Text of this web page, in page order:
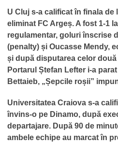
U Cluj s-a calificat în finala de
eliminat FC Argeș. A fost 1-1
regulamentar, goluri înscrise
(penalty) și Oucasse Mendy,
și după disputarea celor
Portarul Ștefan Lefter i-a
Bettaieb, „Șepcile roșii”
Universitatea Craiova s-a
învins-o pe Dinamo, după
departajare. După 90 de
ambele echipe au marcat în